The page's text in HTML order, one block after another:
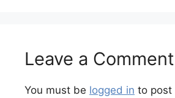
Leave a Comment
You must be logged in to post